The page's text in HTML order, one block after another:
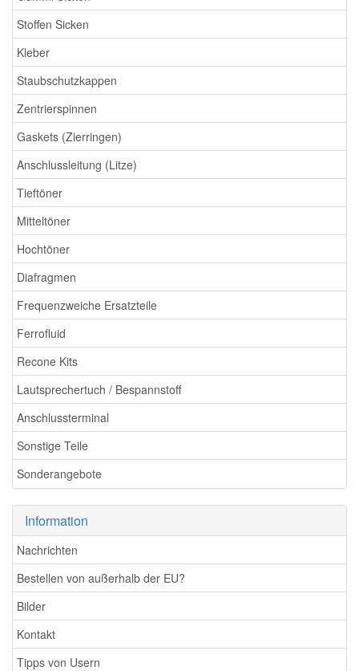
Stoffen Sicken
Kleber
Staubschutzkappen
Zentrierspinnen
Gaskets (Zierringen)
Anschlussleitung (Litze)
Tieftöner
Mitteltöner
Hochtöner
Diafragmen
Frequenzweiche Ersatzteile
Ferrofluid
Recone Kits
Lautsprechertuch / Bespannstoff
Anschlussterminal
Sonstige Teile
Sonderangebote
Information
Nachrichten
Bestellen von außerhalb der EU?
Bilder
Kontakt
Tipps von Usern